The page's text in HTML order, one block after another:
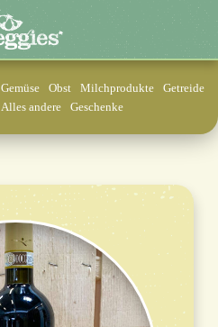
Gemüse Obst Milchprodukte
Getreide
Alles andere Geschenke